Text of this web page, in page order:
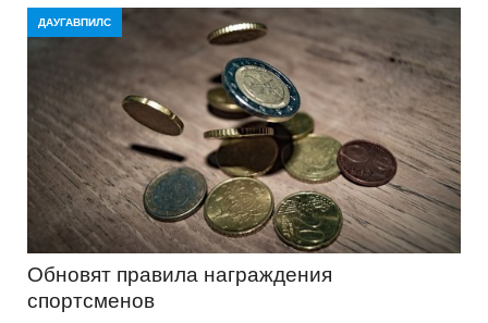
ДАУГАВПИЛС
Обновят правила награждения
спортсменов